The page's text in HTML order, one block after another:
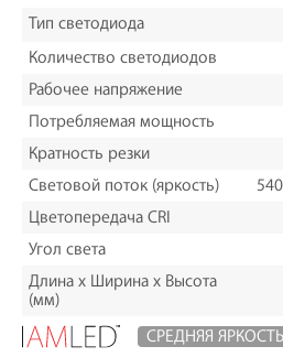
Тип светодиода
Количество светодиодов
Рабочее напряжение
Потребляемая мощность
Кратность резки
Световой поток (яркость)
Цветопередача CRI
Угол света
Длина х Ширина х Высота
(мм)
СРЕДНЯЯ ЯРКОСТЬ